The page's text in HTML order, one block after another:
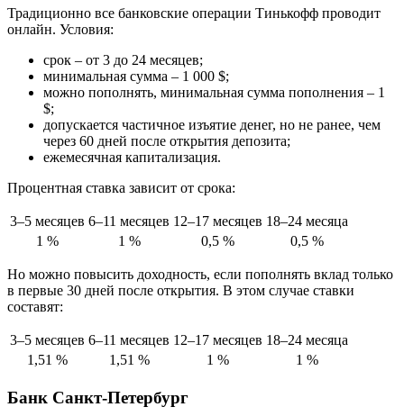
Традиционно все банковские операции Тинькофф проводит
онлайн. Условия:
срок – от 3 до 24 месяцев;
минимальная сумма – 1 000 $;
можно пополнять, минимальная сумма пополнения – 1
$;
допускается частичное изъятие денег, но не ранее, чем
через 60 дней после открытия депозита;
ежемесячная капитализация.
Процентная ставка зависит от срока:
3–5 месяцев 6–11 месяцев 12–17 месяцев 18–24 месяца
1 %
1 % 0,5 % 0,5 %
Но можно повысить доходность, если пополнять вклад только
в первые 30 дней после открытия. В этом случае ставки
составят:
3–5 месяцев 6–11 месяцев 12–17 месяцев 18–24 месяца
1,51 %
1,51 % 1 % 1 %
Банк Санкт-Петербург